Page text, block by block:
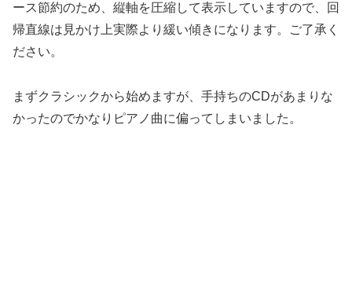
ース節約のため、縦軸を圧縮して表示していますので、回
帰直線は見かけ上実際より緩い傾きになります。ご了承く
ださい。
まずクラシックから始めますが、手持ちのCDがあまりな
かったのでかなりピアノ曲に偏ってしまいました。